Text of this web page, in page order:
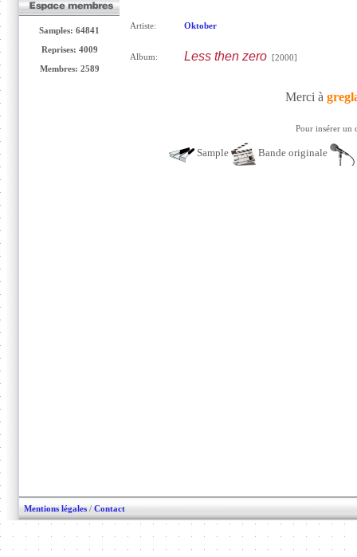
Samples: 64841
Reprises: 4009
Membres: 2589
Artiste: Oktober
Album: Less then zero[2000]
Merci à
Pour insérer un
Sample Bande originale
Mentions légales / Contact